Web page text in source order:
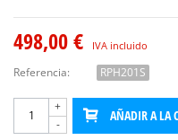
498,00 € IVA incluido
Referencia: RPH201S
-
+
AÑADIR A LA